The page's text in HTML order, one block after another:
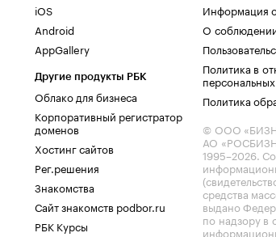
iOS
Android
AppGallery
Другие продукты РБК
Облако для бизнеса
Корпоративный регистратор
доменов
Хостинг сайтов
Рег.решения
Знакомства
Сайт знакомств podbor.ru
РБК Курсы
Информация
О
Политика в
Политика
© ООО
АО
1995–2026.
средства
выдано
по надзору в